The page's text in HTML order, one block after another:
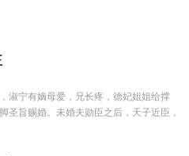
淑宁有嫡母爱，兄长疼，德妃姐姐给撑
圣旨赐婚。未婚夫勋臣之后，天子近臣，